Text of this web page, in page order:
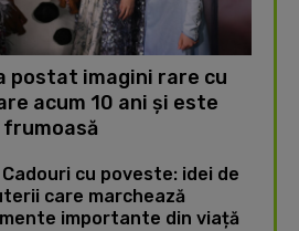
postat imagini rare cu
acum 10 ani și este
frumoasă
Cadouri cu poveste: idei de
care marchează
importante din viață